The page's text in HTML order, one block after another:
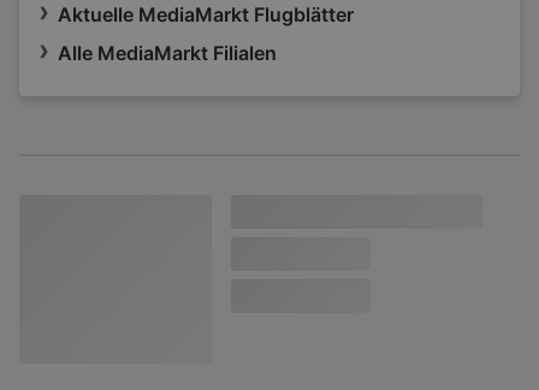
Aktuelle MediaMarkt Flugblätter
Alle MediaMarkt Filialen